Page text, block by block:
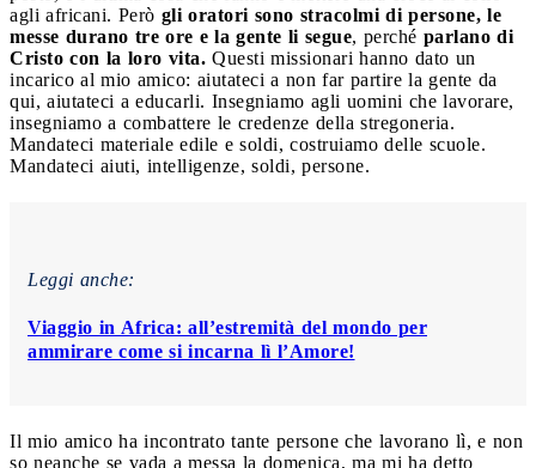
agli africani. Però gli oratori sono stracolmi di persone, le
messe durano tre ore e la gente li segue, perché parlano di
Cristo con la loro vita. Questi missionari hanno dato un
incarico al mio amico: aiutateci a non far partire la gente da
qui, aiutateci a educarli. Insegniamo agli uomini che lavorare,
insegniamo a combattere le credenze della stregoneria.
Mandateci materiale edile e soldi, costruiamo delle scuole.
Mandateci aiuti, intelligenze, soldi, persone.
Leggi anche:
Viaggio in Africa: all’estremità del mondo per
ammirare come si incarna lì l’Amore!
Il mio amico ha incontrato tante persone che lavorano lì, e non
so neanche se vada a messa la domenica, ma mi ha detto